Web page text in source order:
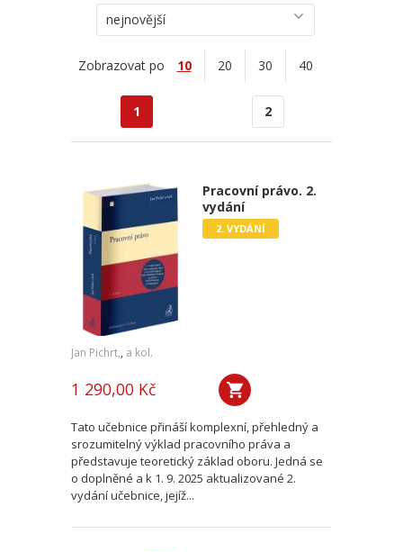
nejnovější
Zobrazovat po 10 20 30 40
1 2
Pracovní právo. 2.
vydání
2. VYDÁNÍ
Jan Pichrt,, a kol.
1 290,00 Kč
Tato učebnice přináší komplexní, přehledný a
srozumitelný výklad pracovního práva a
představuje teoretický základ oboru. Jedná se
o doplněné a k 1. 9. 2025 aktualizované 2.
vydání učebnice, jejíž...